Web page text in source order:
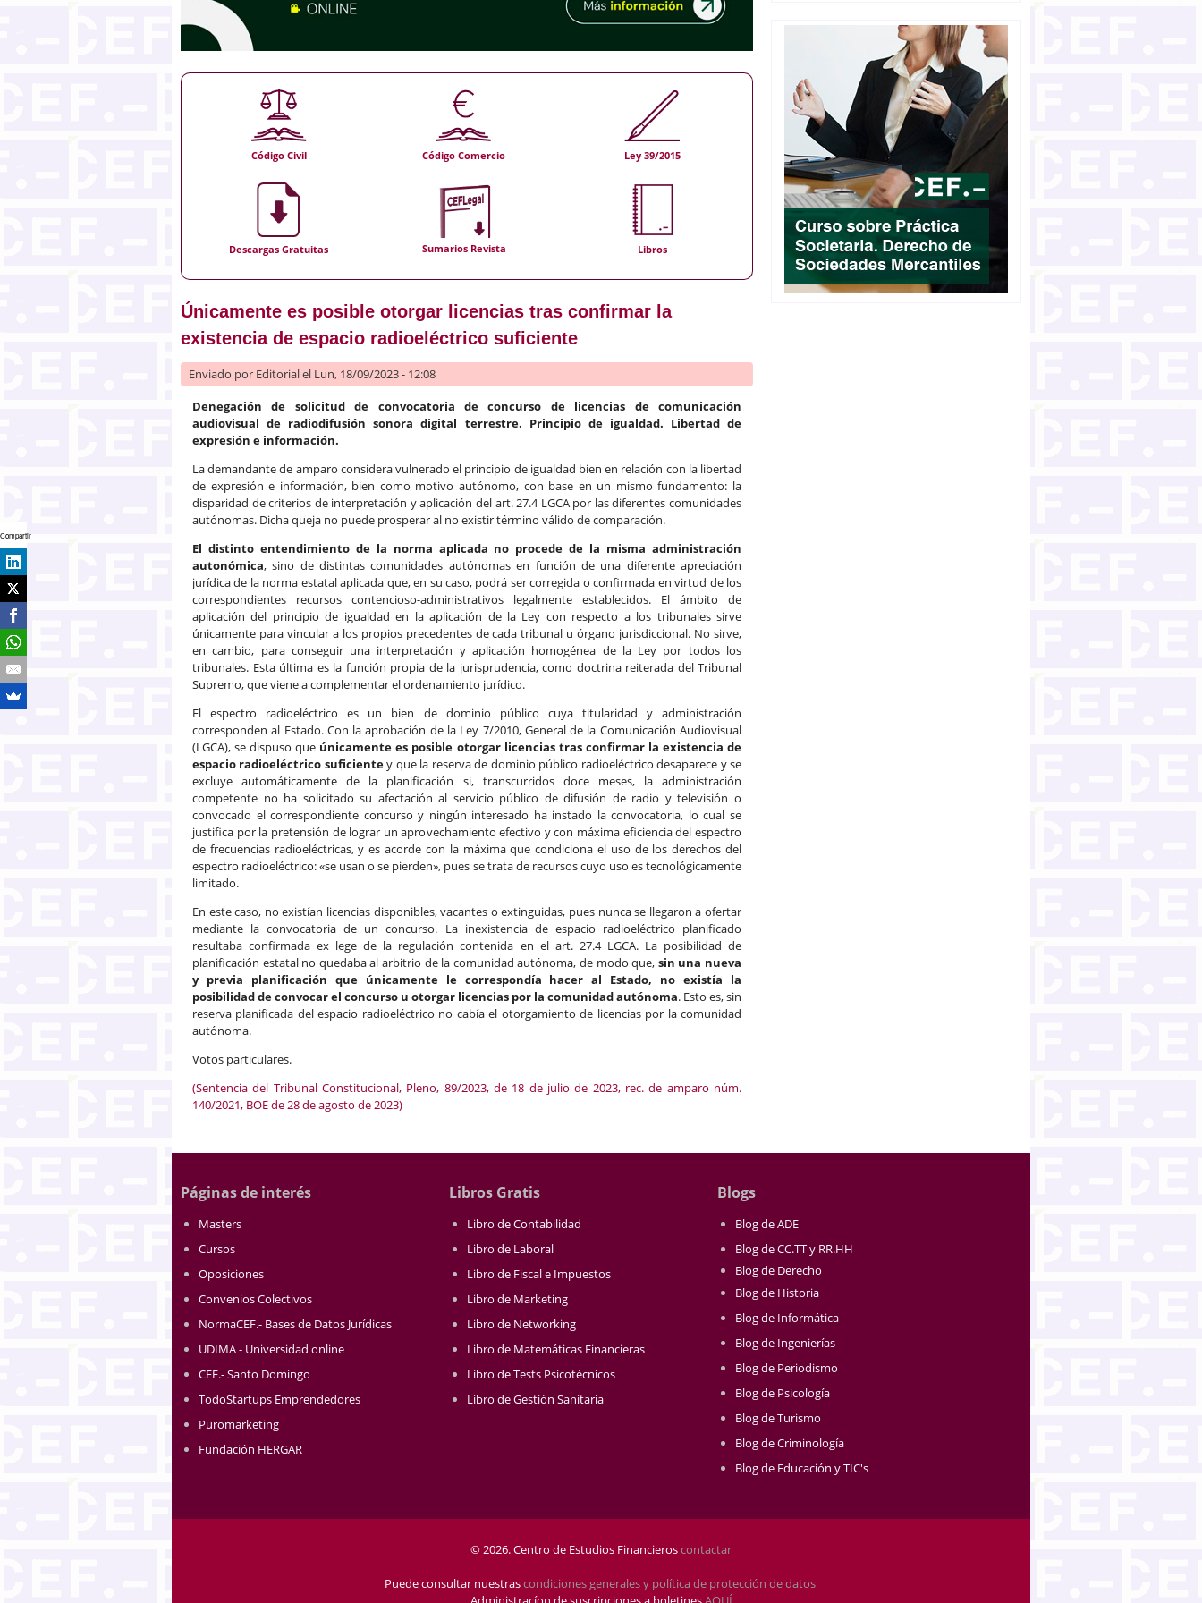
Código Civil Código Comercio Ley 39/2015
Descargas Gratuitas Sumarios Revista Libros
Únicamente es posible otorgar licencias tras confirmar la
existencia de espacio radioeléctrico suficiente
Enviado por Editorialel Lun, 18/09/2023 - 12:08
Denegación de solicitud de convocatoria de concurso de licencias de comunicación
audiovisual de radiodifusión sonora digital terrestre. Principio de igualdad. Libertad de
expresión e información.
La demandante de amparo considera vulnerado el principio de igualdad bien en relación con la libertad
de expresión e información, bien como motivo autónomo, con base en un mismo fundamento: la
disparidad de criterios de interpretación y aplicación del art. 27.4 LGCA por las diferentes comunidades
autónomas. Dicha queja no puede prosperar al no existir término válido de comparación.
El distinto entendimiento de la norma aplicada no procede de la misma administración
autonómica, sino de distintas comunidades autónomas en función de una diferente apreciación
jurídica de la norma estatal aplicada que, en su caso, podrá ser corregida o confirmada en virtud de los
correspondientes recursos contencioso-administrativos legalmente establecidos. El ámbito de
aplicación del principio de igualdad en la aplicación de la Ley con respecto a los tribunales sirve
únicamente para vincular a los propios precedentes de cada tribunal u órgano jurisdiccional. No sirve,
en cambio, para conseguir una interpretación y aplicación homogénea de la Ley por todos los
tribunales. Esta última es la función propia de la jurisprudencia, como doctrina reiterada del Tribunal
Supremo, que viene a complementar el ordenamiento jurídico.
El espectro radioeléctrico es un bien de dominio público cuya titularidad y administración
corresponden al Estado. Con la aprobación de la Ley 7/2010, General de la Comunicación Audiovisual
(LGCA), se dispuso que únicamente es posible otorgar licencias tras confirmar la existencia de
espacio radioeléctrico suficientey que la reserva de dominio público radioeléctrico desaparece y se
excluye automáticamente de la planificación si, transcurridos doce meses, la administración
competente no ha solicitado su afectación al servicio público de difusión de radio y televisión o
convocado el correspondiente concurso y ningún interesado ha instado la convocatoria, lo cual se
justifica por la pretensión de lograr un aprovechamiento efectivo y con máxima eficiencia del espectro
de frecuencias radioeléctricas, y es acorde con la máxima que condiciona el uso de los derechos del
espectro radioeléctrico: «se usan o se pierden», pues se trata de recursos cuyo uso es tecnológicamente
limitado.
En este caso, no existían licencias disponibles, vacantes o extinguidas, pues nunca se llegaron a ofertar
mediante la convocatoria de un concurso. La inexistencia de espacio radioeléctrico planificado
resultaba confirmada ex lege de la regulación contenida en el art. 27.4 LGCA. La posibilidad de
planificación estatal no quedaba al arbitrio de la comunidad autónoma, de modo que, sin una nueva
y previa planificación que únicamente le correspondía hacer al Estado, no existía la
posibilidad de convocar el concurso u otorgar licencias por la comunidad autónoma. Esto es, sin
reserva planificada del espacio radioeléctrico no cabía el otorgamiento de licencias por la comunidad
autónoma.
Votos particulares.
(Sentencia del Tribunal Constitucional, Pleno, 89/2023, de 18 de julio de 2023, rec. de amparo núm.
140/2021, BOE de 28 de agosto de 2023)
Páginas de interés
Masters
Cursos
Oposiciones
Convenios Colectivos
NormaCEF.- Bases de Datos Jurídicas
UDIMA - Universidad online
CEF.- Santo Domingo
TodoStartups Emprendedores
Puromarketing
Fundación HERGAR
Libros Gratis
Libro de Contabilidad
Libro de Laboral
Libro de Fiscal e Impuestos
Libro de Marketing
Libro de Networking
Libro de Matemáticas Financieras
Libro de Tests Psicotécnicos
Libro de Gestión Sanitaria
Blogs
Blog de ADE
Blog de CC.TT y RR.HH
Blog de Derecho
Blog de Historia
Blog de Informática
Blog de Ingenierías
Blog de Periodismo
Blog de Psicología
Blog de Turismo
Blog de Criminología
Blog de Educación y TIC's
© 2026. Centro de Estudios Financieroscontactar
Puede consultar nuestrascondiciones generales y política de protección de datos.
Compartir